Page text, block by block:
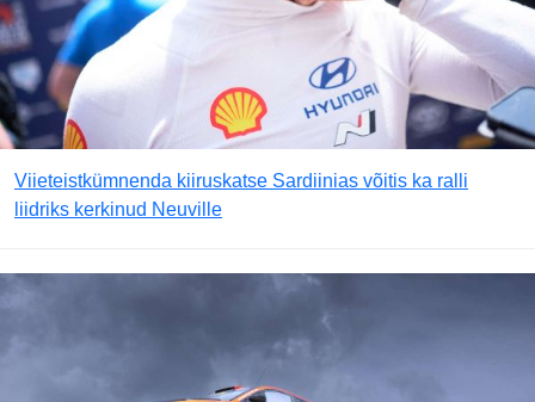
Viieteistkümnenda kiiruskatse Sardiinias võitis ka ralli
liidriks kerkinud Neuville